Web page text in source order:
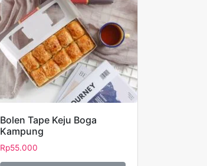
Bolen Tape Keju Boga
Kampung
Rp55.000